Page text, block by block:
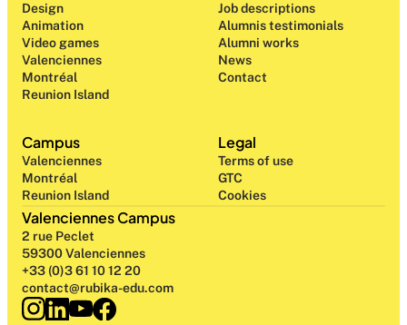
Campus
Valenciennes
Montréal
Reunion Island
Design
Animation
Video games
Valenciennes
Montréal
Reunion Island
Job descriptions
Alumnis testimonials
Alumni works
News
Contact
Legal
Terms of use
GTC
Cookies
Valenciennes Campus
2 rue Peclet
59300 Valenciennes
+33 (0)3 61 10 12 20
contact@rubika-edu.com